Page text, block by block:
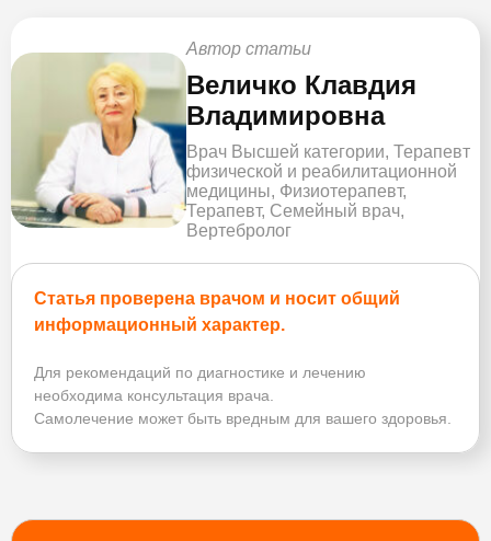
Автор статьи
Величко Клавдия
Владимировна
Врач Высшей категории, Терапевт
физической и реабилитационной
медицины, Физиотерапевт,
Терапевт, Семейный врач,
Вертебролог
Статья проверена врачом и носит общий
информационный характер.
Для рекомендаций по диагностике и лечению
необходима консультация врача.
Самолечение может быть вредным для вашего здоровья.